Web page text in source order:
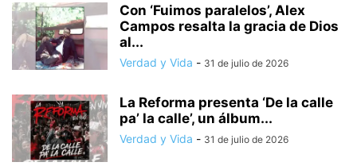
Con ‘Fuimos paralelos’, Alex
Campos resalta la gracia de Dios
al...
Verdad y Vida - 31 de julio de 2026
La Reforma presenta ‘De la calle
pa’ la calle’, un álbum...
Verdad y Vida - 31 de julio de 2026